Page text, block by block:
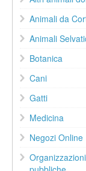
Animali da
Animali
Botanica
Cani
Gatti
Medicina
Negozi Online